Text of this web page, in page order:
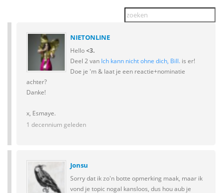
NIETONLINE
Hello<3.
Deel 2 van Ich kann nicht ohne dich, Bill. is er!
Doe je 'm & laat je een reactie+nominatie
achter?
Danke!
x, Esmaye.
1 decennium geleden
Jonsu
Sorry dat ik zo'n botte opmerking maak, maar ik
vond je topic nogal kansloos, dus hou aub je